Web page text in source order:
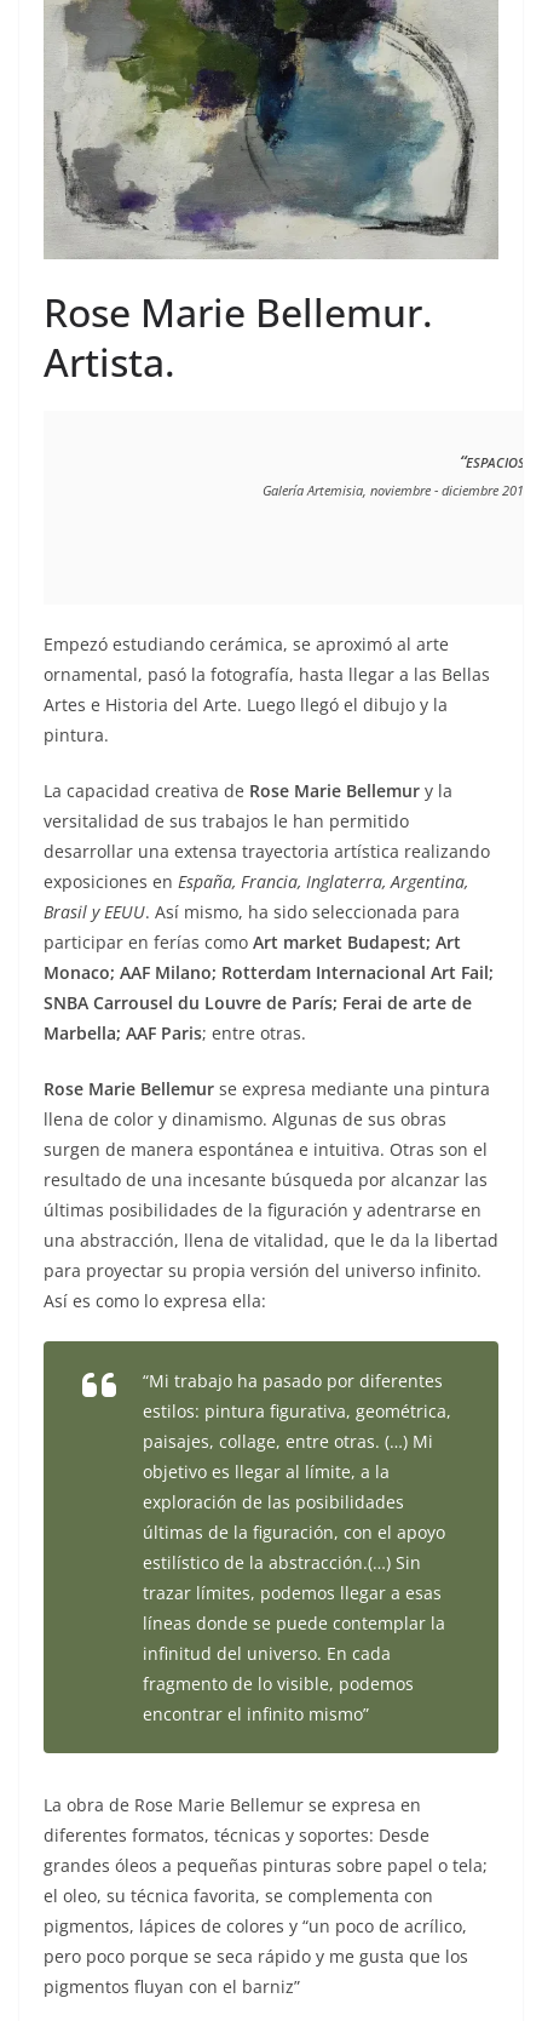
Rose Marie Bellemur.
Artista.
“ESPACIOS”
Galería Artemisia, noviembre - diciembre 2016
Empezó estudiando cerámica, se aproximó al arte
ornamental, pasó la fotografía, hasta llegar a las Bellas
Artes e Historia del Arte. Luego llegó el dibujo y la
pintura.
La capacidad creativa de Rose Marie Bellemur y la
versitalidad de sus trabajos le han permitido
desarrollar una extensa trayectoria artística realizando
exposiciones en España, Francia, Inglaterra, Argentina,
Brasil y EEUU. Así mismo, ha sido seleccionada para
participar en ferías como Art market Budapest; Art
Monaco; AAF Milano; Rotterdam Internacional Art Fail;
SNBA Carrousel du Louvre de París; Ferai de arte de
Marbella; AAF Paris; entre otras.
Rose Marie Bellemur se expresa mediante una pintura
llena de color y dinamismo. Algunas de sus obras
surgen de manera espontánea e intuitiva. Otras son el
resultado de una incesante búsqueda por alcanzar las
últimas posibilidades de la figuración y adentrarse en
una abstracción, llena de vitalidad, que le da la libertad
para proyectar su propia versión del universo infinito.
Así es como lo expresa ella:
“Mi trabajo ha pasado por diferentes
estilos: pintura figurativa, geométrica,
paisajes, collage, entre otras. (…) Mi
objetivo es llegar al límite, a la
exploración de las posibilidades
últimas de la figuración, con el apoyo
estilístico de la abstracción.(…) Sin
trazar límites, podemos llegar a esas
líneas donde se puede contemplar la
infinitud del universo. En cada
fragmento de lo visible, podemos
encontrar el infinito mismo”
La obra de Rose Marie Bellemur se expresa en
diferentes formatos, técnicas y soportes: Desde
grandes óleos a pequeñas pinturas sobre papel o tela;
el oleo, su técnica favorita, se complementa con
pigmentos, lápices de colores y “un poco de acrílico,
pero poco porque se seca rápido y me gusta que los
pigmentos fluyan con el barniz”